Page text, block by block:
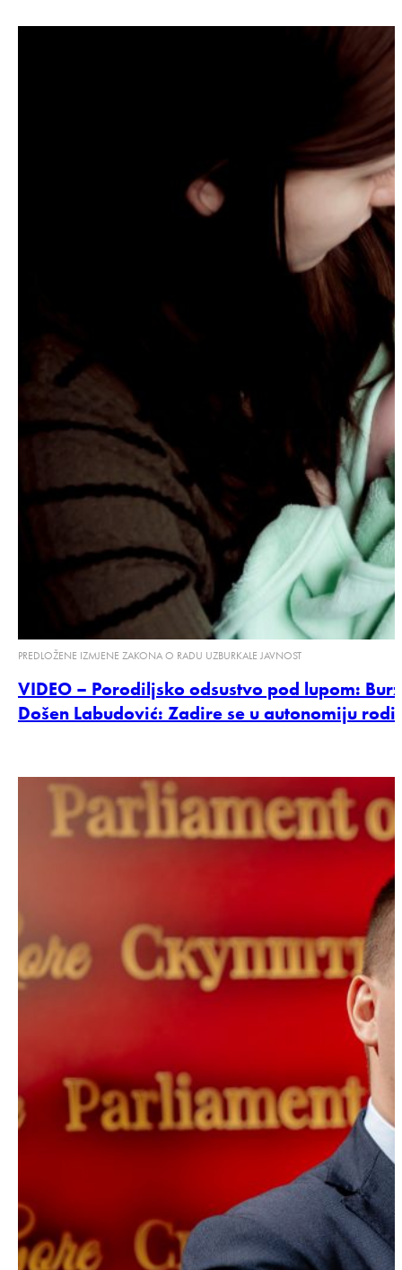
PREDLOŽENE IZMJENE ZAKONA O RADU UZBURKALE JAVNOST
VIDEO – Porodiljsko odsustvo pod lupom:
Došen Labudović: Zadire se u autonomiju